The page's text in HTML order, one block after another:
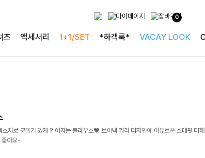
0
츠 액세서리 1+1/SET *하객룩* VACAY LOOK
처로 분위기 있게 입어지는 블라우스🖤 브이넥 카라 디자인에 여유로운 소매핏 더
좋아요-